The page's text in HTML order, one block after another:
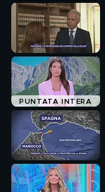
PUNTATA INTERA